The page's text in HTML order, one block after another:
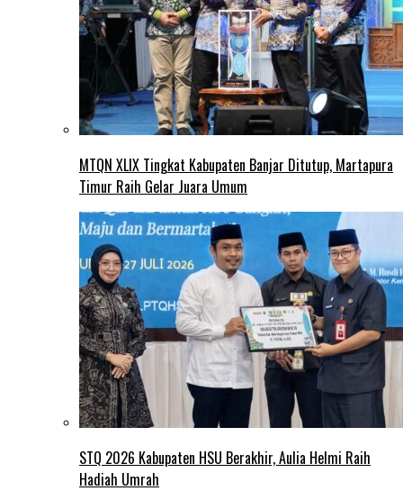
MTQN XLIX Tingkat Kabupaten Banjar Ditutup, Martapura
Timur Raih Gelar Juara Umum
STQ 2026 Kabupaten HSU Berakhir, Aulia Helmi Raih
Hadiah Umrah